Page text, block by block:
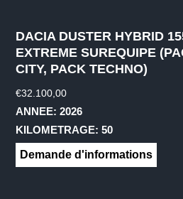
DACIA DUSTER HYBRID
EXTREME SUREQUIPE
CITY, PACK TECHNO)
€32.100,00
ANNEE: 2026
KILOMETRAGE: 50
Demande d'informations